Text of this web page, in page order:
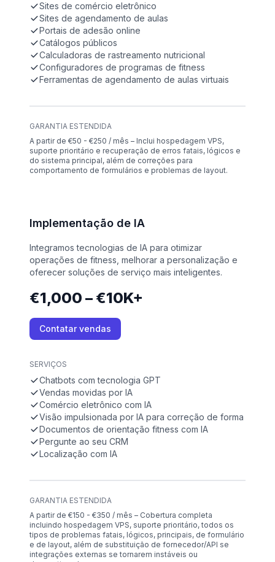
Sites de comércio eletrônico
Sites de agendamento de aulas
Portais de adesão online
Catálogos públicos
Calculadoras de rastreamento nutricional
Configuradores de programas de fitness
Ferramentas de agendamento de aulas virtuais
GARANTIA ESTENDIDA
A partir de €50 - €250 / mês – Inclui hospedagem VPS,
suporte prioritário e recuperação de erros fatais, lógicos e
do sistema principal, além de correções para
comportamento de formulários e problemas de layout.
Implementação de IA
Integramos tecnologias de IA para otimizar
operações de fitness, melhorar a personalização e
oferecer soluções de serviço mais inteligentes.
€1,000 – €10K+
Contatar vendas
SERVIÇOS
Chatbots com tecnologia GPT
Vendas movidas por IA
Comércio eletrônico com IA
Visão impulsionada por IA para correção de forma
Documentos de orientação fitness com IA
Pergunte ao seu CRM
Localização com IA
GARANTIA ESTENDIDA
A partir de €150 - €350 / mês – Cobertura completa
incluindo hospedagem VPS, suporte prioritário, todos os
tipos de problemas fatais, lógicos, principais, de formulário
e de layout, além de substituição de fornecedor/API se
integrações externas se tornarem instáveis ou